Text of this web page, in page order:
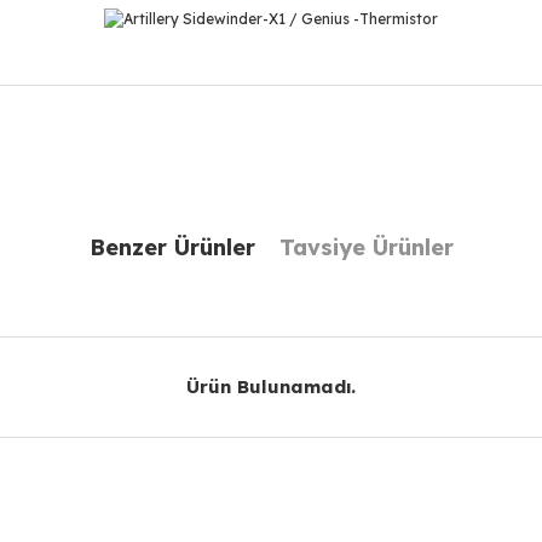
Benzer Ürünler Tavsiye Ürünler
Ürün Bulunamadı.